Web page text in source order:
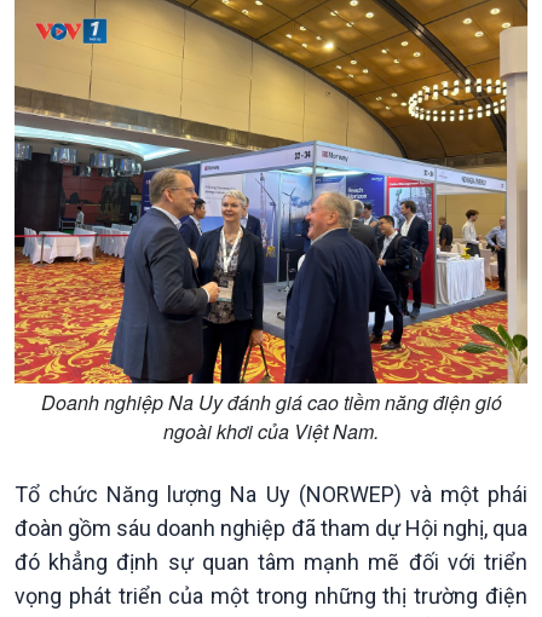
Chính trị
Tin Chính trị
Chính phủ với người dân
Quốc hội với cử tri
Xây dựng đảng
Đảng trong cuộc sống
Nhận diện sự thật
Pháp luật và đời sống
Thế giới
Tin thế giới
Vấn đề quốc tế
Hồ sơ sự kiện quốc tế
Thế giới & Việt Nam
Biên cương - Một dải vững
bền
Doanh nghiệp Na Uy đánh giá cao tiềm năng điện gió
ngoài khơi của Việt Nam.
Tổ chức Năng lượng Na Uy (NORWEP) và một phái
đoàn gồm sáu doanh nghiệp đã tham dự Hội nghị, qua
đó khẳng định sự quan tâm mạnh mẽ đối với triển
vọng phát triển của một trong những thị trường điện